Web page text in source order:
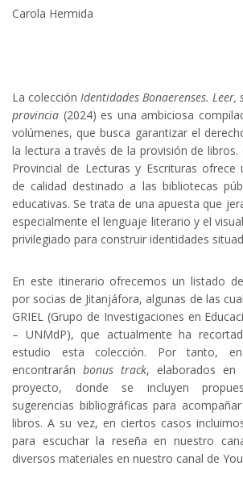
Carola Hermida
La colección Identidades Bonaerenses.
provincia (2024) es una ambiciosa
volúmenes, que busca garantizar el
la lectura a través de la provisión de libros.
Provincial de Lecturas y Escrituras ofrece
de calidad destinado a las bibliotecas
educativas. Se trata de una apuesta que
especialmente el lenguaje literario y el
privilegiado para construir identidades
En este itinerario ofrecemos un listado
por socias de Jitanjáfora, algunas de las
GRIEL (Grupo de Investigaciones en
– UNMdP), que actualmente ha
estudio esta colección. Por tanto, en
encontrarán bonus track, elaborados
proyecto, donde se incluyen
sugerencias bibliográficas para
libros. A su vez, en ciertos casos
para escuchar la reseña en nuestro
diversos materiales en nuestro canal de